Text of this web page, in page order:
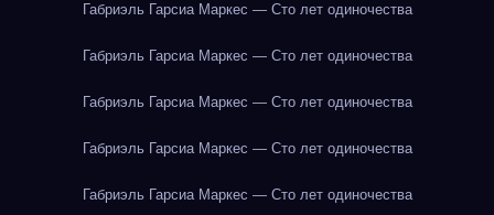
Габриэль Гарсиа Маркес — Сто лет одиночества
Габриэль Гарсиа Маркес — Сто лет одиночества
Габриэль Гарсиа Маркес — Сто лет одиночества
Габриэль Гарсиа Маркес — Сто лет одиночества
Габриэль Гарсиа Маркес — Сто лет одиночества